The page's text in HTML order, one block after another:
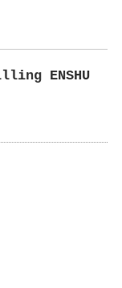
ENSHU